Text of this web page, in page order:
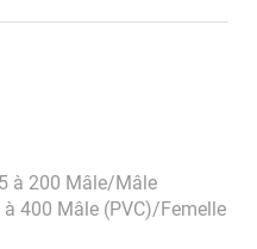
à 200 Mâle/Mâle
400 Mâle (PVC)/Femelle